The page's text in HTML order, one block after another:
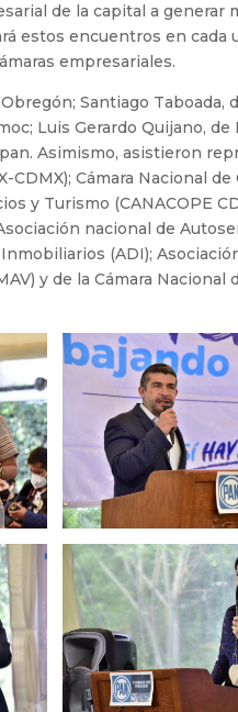
de la capital a generar
estos encuentros en cada
empresariales.
Santiago Taboada,
Luis Gerardo Quijano, de
Asimismo, asistieron
Cámara Nacional de
y Turismo (CANACOPE
nacional de
(ADI);
y de la Cámara Nacional